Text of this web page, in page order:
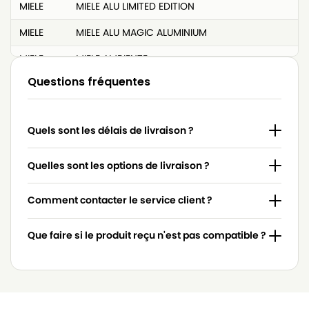
MIELE
MIELE ALU LIMITED EDITION
MIELE
MIELE ALU MAGIC ALUMINIUM
MIELE
MIELE AMBIENTE
MIELE
MIELE AMBIENTE PLUS
MIELE
MIELE ANNIVERSARY 100
MIELE
MIELE ARTICO
MIELE
MIELE BABY CARE BOYS
MIELE
MIELE BABY CARE GIRLS
MIELE
MIELE BABY CARE S 4000
Questions fréquentes
Quels sont les délais de livraison ?
Quelles sont les options de livraison ?
Comment contacter le service client ?
Que faire si le produit reçu n'est pas compatible ?